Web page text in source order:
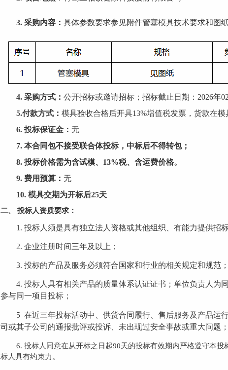
3. 采购内容： 具体参数要求参见附件管塞模具技术要求和图纸
4. 采购方式： 公开招标或邀请招标；招标截止日期： 2026年02
5.付款方式： 模具验收合格后开具13%增值税发票，货款在
6. 投标保证金： 无
7. 本合同包不接受联合体投标，中标后不得转包；
8. 投标价格需为含试模、 13%税、含运费价格。
9. 费用预算： 无
10. 模具交期为开标后25天
二、 投标人资质要求：
1 . 投标人须是具有独立法人资格或其他组织、有能力提供招
2. 企业注册时间三年及以上；
3. 投标的产品及服务必须符合国家和行业的相关规定和规范；
4. 投标人具有相关产品的质量体系认证证书；单位负责人为
参与同一项目投标；
5 在近三年投标活动中、供货合同履行、售后服务及产品运
司或其子公司的通报批评或投诉、未出现过安全事故或重大问题；
6. 投标人同意在从开标之日起90天的投标有效期内严格遵守本
标人具有约束力。